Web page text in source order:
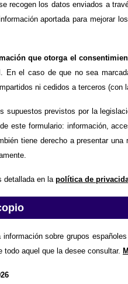
recogen los datos enviados a
aportada para mejorar
que otorga el
. En el caso de que no sea
ni cedidos a terceros (con
supuestos previstos por la
este formulario: información,
tiene derecho a presentar
detallada en la política de
información sobre grupos
todo aquel que la desee consultar.